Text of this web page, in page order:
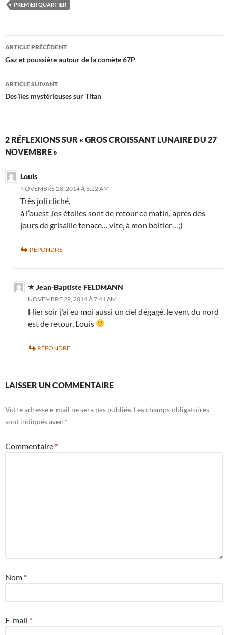
PREMIER QUARTIER
Navigation
des
articles
ARTICLE PRÉCÉDENT
Gaz et poussière autour de la comète 67P
ARTICLE SUIVANT
Des îles mystérieuses sur Titan
2 RÉFLEXIONS SUR « GROS CROISSANT LUNAIRE DU 27
NOVEMBRE »
Louis
NOVEMBRE 28, 2014 À 6:22 AM
Très joli cliché,
à l’ouest ,les étoiles sont de retour ce matin, après des
jours de grisaille tenace… vite, à mon boitier…;)
RÉPONDRE
Jean-Baptiste FELDMANN
NOVEMBRE 29, 2014 À 7:41 AM
Hier soir j’ai eu moi aussi un ciel dégagé, le vent du nord
est de retour, Louis
RÉPONDRE
LAISSER UN COMMENTAIRE
Votre adresse e-mail ne sera pas publiée. Les champs obligatoires
sont indiqués avec *
Commentaire *
Nom *
E-mail *